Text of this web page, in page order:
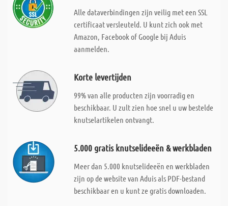
Alle dataverbindingen zijn veilig met een SSL
certificaat versleuteld. U kunt zich ook met
Amazon, Facebook of Google bij Aduis
aanmelden.
Korte levertijden
99% van alle producten zijn voorradig en
beschikbaar. U zult zien hoe snel u uw bestelde
knutselartikelen ontvangt.
5.000 gratis knutselideeën & werkbladen
Meer dan 5.000 knutselideeën en werkbladen
zijn op de website van Aduis als PDF-bestand
beschikbaar en u kunt ze gratis downloaden.